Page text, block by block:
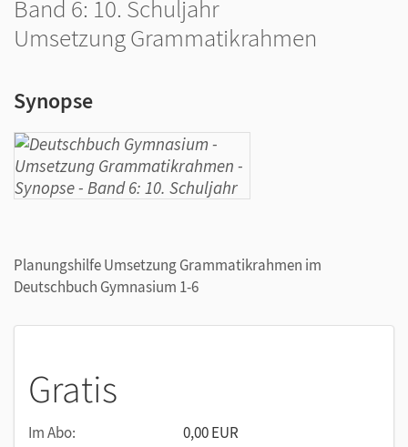
Band 6: 10. Schuljahr
Umsetzung Grammatikrahmen
Synopse
Planungshilfe Umsetzung Grammatikrahmen im
Deutschbuch Gymnasium 1-6
Gratis
Im Abo:
0,00 EUR